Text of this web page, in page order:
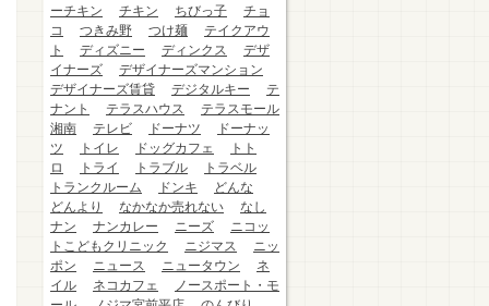
ーチキン
チキン ちびっ子
チョ
コ
つきみ野 つけ麺
テイクアウ
ト
ディズニー ディンクス
デザ
イナーズ
デザイナーズマンション
デザイナーズ賃貸
デジタルキー
テ
ナント
テラスハウス
テラスモール
湘南
テレビ ドーナツ
ドーナッ
ツ
トイレ ドッグカフェ
トト
ロ
トライ トラブル
トラベル
トランクルーム
ドンキ
どんな
どんより
なかなか売れない
なし
ナン
ナンカレー ニーズ
ニコッ
トこどもクリニック
ニジマス
ニッ
ポン
ニュース ニュータウン
ネ
イル
ネコカフェ
ノースポート・モ